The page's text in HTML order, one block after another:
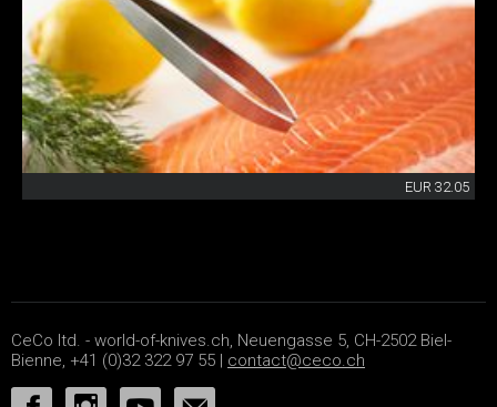
EUR 32.05
CeCo ltd. - world-of-knives.ch, Neuengasse 5, CH-2502 Biel-
Bienne, +41 (0)32 322 97 55 | contact@ceco.ch